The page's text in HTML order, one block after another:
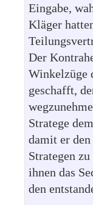
Eingabe,
Kläger
Der
Winkelzüge
geschafft,
Stratege
damit er
Strategen
ihnen das
den